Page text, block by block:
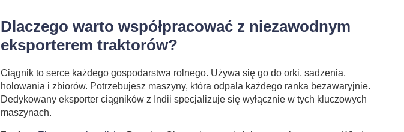
Dlaczego warto współpracować z niezawodnym
eksporterem traktorów?
Ciągnik to serce każdego gospodarstwa rolnego. Używa się go do orki, sadzenia,
holowania i zbiorów. Potrzebujesz maszyny, która odpala każdego ranka bezawaryjnie.
Dedykowany eksporter ciągników z Indii specjalizuje się wyłącznie w tych kluczowych
maszynach.